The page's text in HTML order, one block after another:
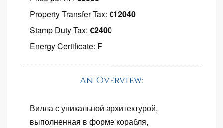
Property Transfer Tax: €12040
Stamp Duty Tax: €2400
Energy Certificate: F
An Overview:
Вилла с уникальной архитектурой,
выполненная в форме корабля,